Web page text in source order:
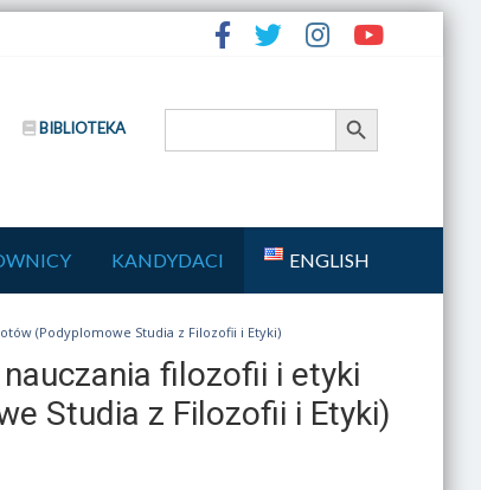
BIBLIOTEKA
Search
Search Button
KANDYDACI ENGLISH
(Podyplomowe Studia z Filozofii i Etyki)
filozofii i etyki
Studia z Filozofii i Etyki)